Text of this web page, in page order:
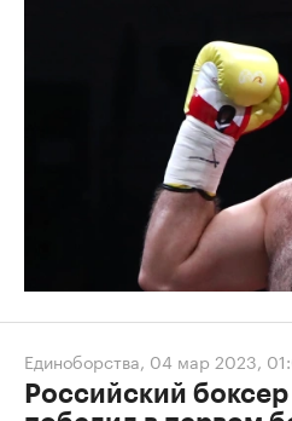
Единоборства, 04 мар 2023,
Российский боксер